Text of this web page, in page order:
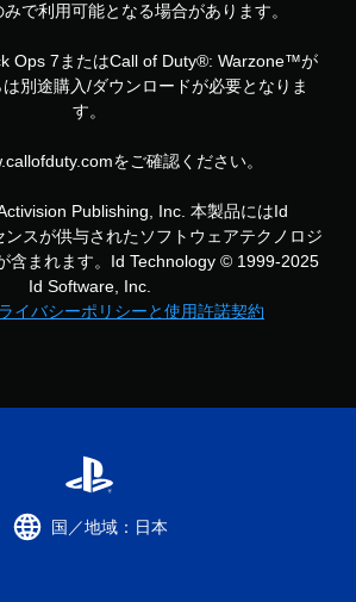
で利用可能となる場合があります。
Ops 7またはCall of Duty®: Warzone™が
別途購入/ダウンロードが必要となりま
す。
をご確認ください。
Publishing, Inc. 本製品にはId
スが供与されたソフトウェアテクノロジ
含まれます。Id Technology © 1999-2025
Id Software, Inc.
イバシーポリシーと使用許諾契約
国／地域：日本